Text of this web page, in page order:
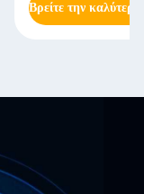
Βρείτε την καλύτερη